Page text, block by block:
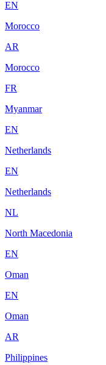
EN
Morocco
AR
Morocco
FR
Myanmar
EN
Netherlands
EN
Netherlands
NL
North Macedonia
EN
Oman
EN
Oman
AR
Philippines